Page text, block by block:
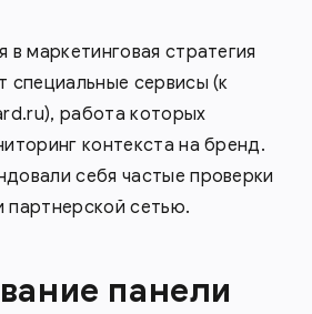
маркетинговая стратегия
специальные сервисы (к
работа которых
контекста на бренд.
себя частые проверки
сетью.
панели